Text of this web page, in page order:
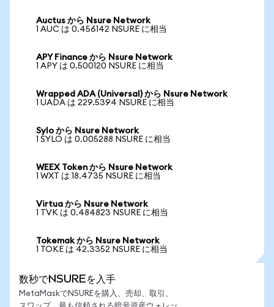
Auctus から Nsure Network
1 AUC は 0.456142 NSURE に相当
APY Finance から Nsure Network
1 APY は 0.500120 NSURE に相当
Wrapped ADA (Universal) から Nsure Network
1 UADA は 229.5394 NSURE に相当
Sylo から Nsure Network
1 SYLO は 0.005288 NSURE に相当
WEEX Token から Nsure Network
1 WXT は 18.4735 NSURE に相当
Virtua から Nsure Network
1 TVK は 0.484823 NSURE に相当
Tokemak から Nsure Network
1 TOKE は 42.3352 NSURE に相当
数秒でNSUREを入手
MetaMaskでNSUREを購入、売却、取引、